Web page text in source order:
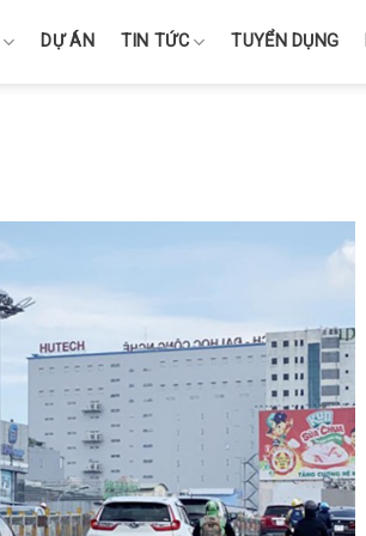
DỰ ÁN TIN TỨC TUYỂN DỤNG